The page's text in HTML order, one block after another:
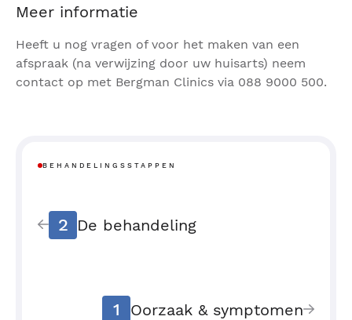
Meer informatie
Heeft u nog vragen of voor het maken van een
afspraak (na verwijzing door uw huisarts) neem
contact op met Bergman Clinics via 088 9000 500.
BEHANDELINGSSTAPPEN
2 De behandeling
1 Oorzaak & symptomen